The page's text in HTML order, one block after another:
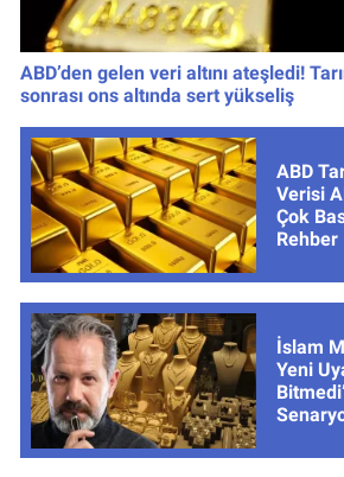
ABD’den gelen veri altını ateşledi!
sonrası ons altında sert yükseliş
ABD
Verisi
Çok
Rehber
İslam
Yeni